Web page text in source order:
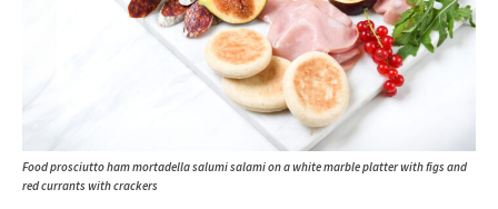
Food prosciutto ham mortadella salumi salami on a white marble platter with figs and
red currants with crackers